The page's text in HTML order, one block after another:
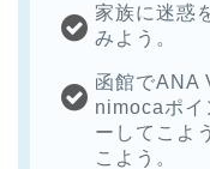
家族に迷惑
みよう。
函館でANA
nimocaポイ
ーしてこよ
こよう。